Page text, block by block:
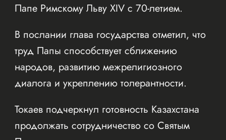
Папе Римскому Льву XIV с 70-летием.
В послании глава государства отметил, что
труд Папы способствует сближению
народов, развитию межрелигиозного
диалога и укреплению толерантности.
Токаев подчеркнул готовность Казахстана
продолжать сотрудничество со Святым